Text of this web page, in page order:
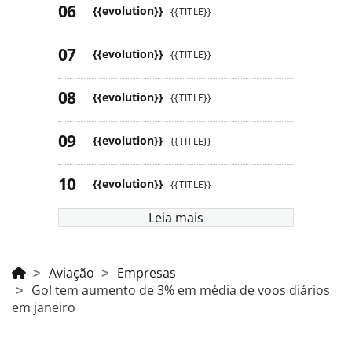
{{evolution}} {{TITLE}}
{{evolution}} {{TITLE}}
{{evolution}} {{TITLE}}
{{evolution}} {{TITLE}}
{{evolution}} {{TITLE}}
Leia mais
Aviação
Empresas
Gol tem aumento de 3% em média de voos diários
em janeiro